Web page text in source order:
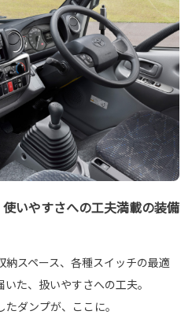
いやすさへの工夫満載の装備
スペース、各種スイッチの最適
た、扱いやすさへの工夫。
ダンプが、ここに。